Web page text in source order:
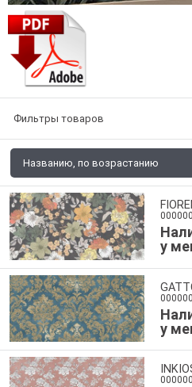
Фильтры товаров
у
у